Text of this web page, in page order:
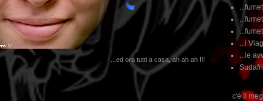
...ed ora tutti a casa, ah ah ah !!!
...i
...le
...dai non perdere tempo, clikka "qui", c'è il meglio del